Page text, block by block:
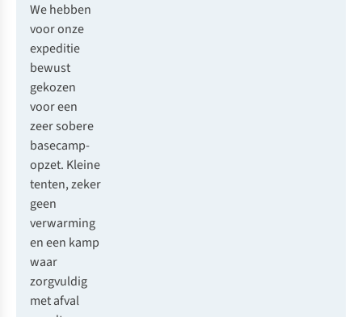
We hebben
voor onze
expeditie
bewust
gekozen
voor een
zeer sobere
basecamp-
opzet. Kleine
tenten, zeker
geen
verwarming
en een kamp
waar
zorgvuldig
met afval